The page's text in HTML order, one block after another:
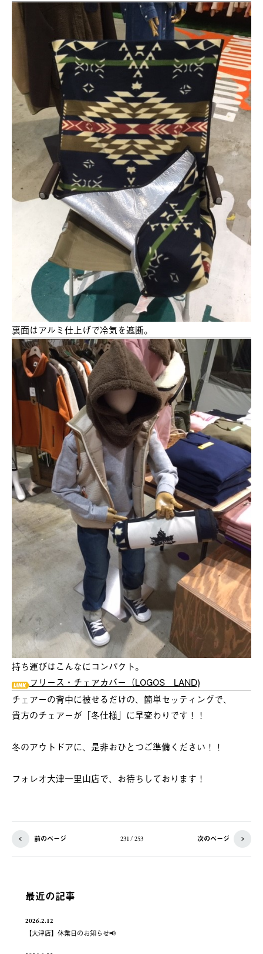
裏面はアルミ仕上げで冷気を遮断。
持ち運びはこんなにコンパクト。
フリース・チェアカバー（LOGOS LAND)
チェアーの背中に被せるだけの、簡単セッティングで、
貴方のチェアーが「冬仕様」に早変わりです！！
冬のアウトドアに、是非おひとつご準備ください！！
フォレオ大津一里山店で、お待ちしております！
前のページ 231 / 253 次のページ
最近の記事
2026.2.12
【大津店】休業日のお知らせ📢